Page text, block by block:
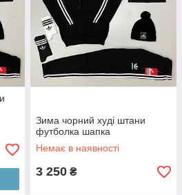
Зима чорний худі штани
футболка шапка
Немає в наявності
3 250 ₴